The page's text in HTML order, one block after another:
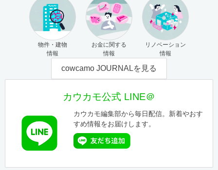
物件・建物
情報
お金に関する
情報
リノベーション
情報
cowcamo JOURNALを見る
カウカモ公式 LINE＠
カウカモ編集部から毎日配信。新着やおす
すめ情報をお届けします。